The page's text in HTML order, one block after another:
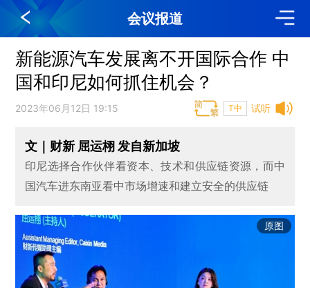
会议报道
新能源汽车发展离不开国际合作 中
国和印尼如何抓住机会？
试听
2023年06月12日 19:15 T中
文｜财新 屈运栩 发自新加坡
印尼选择合作伙伴看资本、技术和供应链资源，而中
国汽车进东南亚看中市场增速和建立安全的供应链
原图